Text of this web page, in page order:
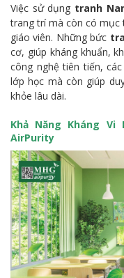
Việc sử dụng tranh
trang trí mà còn có mục
giáo viên. Những bức
cơ, giúp kháng khuẩn,
công nghệ tiên tiến,
lớp học mà còn giúp
khỏe lâu dài.
Khả Năng Kháng Vi
AirPurity